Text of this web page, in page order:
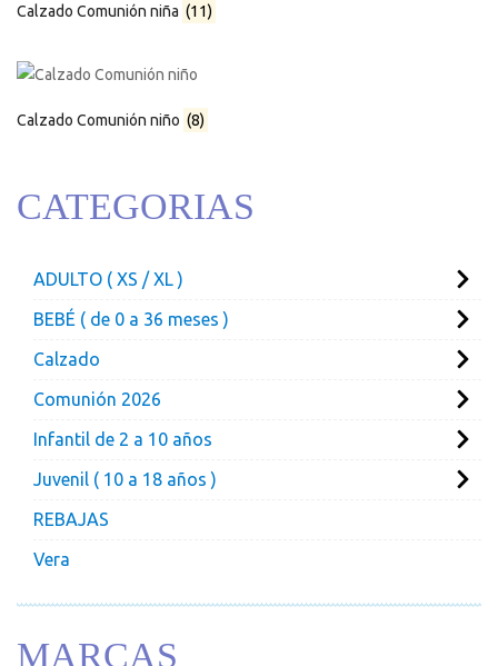
Calzado Comunión niña (11)
Calzado Comunión niño (8)
CATEGORIAS
ADULTO ( XS / XL )
BEBÉ ( de 0 a 36 meses )
Calzado
Comunión 2026
Infantil de 2 a 10 años
Juvenil ( 10 a 18 años )
REBAJAS
Vera
MARCAS